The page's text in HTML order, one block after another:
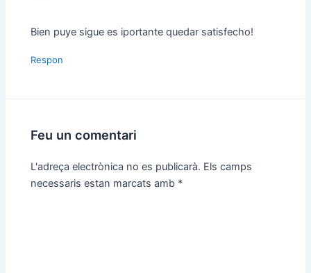
Bien puye sigue es iportante quedar satisfecho!
Respon
Feu un comentari
L'adreça electrònica no es publicarà. Els camps
necessaris estan marcats amb *